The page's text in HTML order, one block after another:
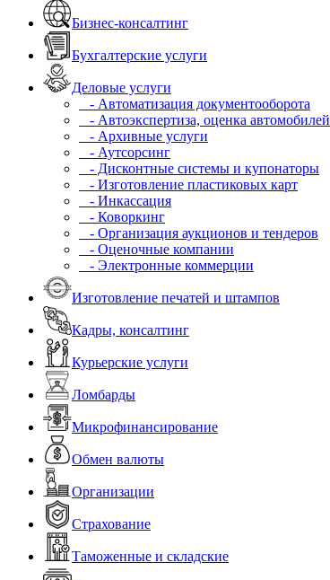
Бизнес-консалтинг
Бухгалтерские услуги
Деловые услуги
- Автоматизация документооборота
- Автоэкспертиза, оценка автомобилей
- Архивные услуги
- Аутсорсинг
- Дисконтные системы и купонаторы
- Изготовление пластиковых карт
- Инкассация
- Коворкинг
- Организация аукционов и тендеров
- Оценочные компании
- Электронные коммерции
Изготовление печатей и штампов
Кадры, консалтинг
Курьерские услуги
Ломбарды
Микрофинансирование
Обмен валюты
Организации
Страхование
Таможенные и складские